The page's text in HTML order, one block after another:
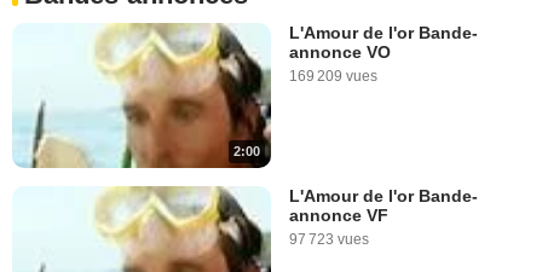
2:00
L'Amour de l'or Bande-
annonce VO
169 209 vues
L'Amour de l'or Bande-
annonce VF
97 723 vues